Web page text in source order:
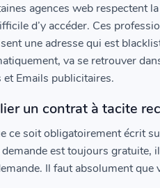
agences web respectent
d’y accéder. Ces
une adresse qui est
va se retrouver
Emails publicitaires.
un contrat à tacite
ce soit obligatoirement écrit
est toujours gratuite,
Il faut absolument